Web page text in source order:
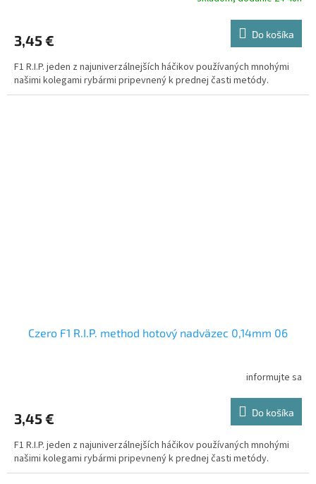
3,45 € Do košíka
F1 R.I.P. jeden z najuniverzálnejších háčikov používaných mnohými
našimi kolegami rybármi pripevnený k prednej časti metódy.
Czero F1 R.I.P. method hotový nadväzec 0,14mm 06
informujte sa
3,45 € Do košíka
F1 R.I.P. jeden z najuniverzálnejších háčikov používaných mnohými
našimi kolegami rybármi pripevnený k prednej časti metódy.